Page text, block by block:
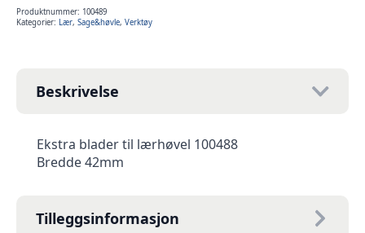
5stk
antall
Produktnummer: 100489
Kategorier: Lær, Sage&høvle, Verktøy
Beskrivelse
Ekstra blader til lærhøvel 100488
Bredde 42mm
Tilleggsinformasjon